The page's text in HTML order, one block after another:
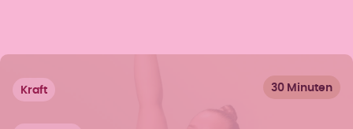
Kraft 30 Minuten